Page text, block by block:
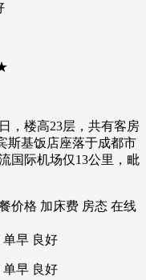
楼高23层，共有客房
斯基饭店座落于成都市
国际机场仅13公里，毗
格 加床费 房态 在线
早 良好
早 良好